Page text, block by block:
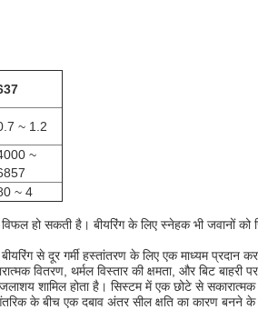
~ 1.2
~
~ 4
हो सकती है। बीयरिंग के लिए स्नेहक भी जवानों को
से दूर गर्मी हस्तांतरण के लिए एक माध्यम प्रदान
वितरण, थर्मल विस्तार की क्षमता, और बिट बाहरी
शामिल होता है। सिस्टम में एक छोटे से
के बीच एक दबाव अंतर सील क्षति का कारण बनने